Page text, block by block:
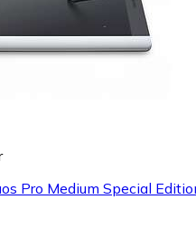
Pro Medium Special